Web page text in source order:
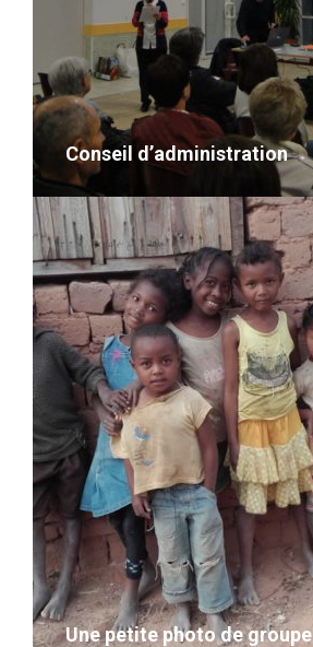
Des visages heureux
VOIR LE DÉTAIL
Conseil d’administration
Conseil d’administration
VOIR LE DÉTAIL
Une petite photo de groupe